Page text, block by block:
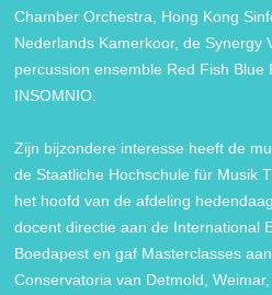
Chamber Orchestra, Hong Kong
Nederlands Kamerkoor, de Synergy
percussion ensemble Red Fish Blue
INSOMNIO.
Zijn bijzondere interesse heeft de
de Staatliche Hochschule für Musik
het hoofd van de afdeling
docent directie aan de International
Boedapest en gaf Masterclasses
Conservatoria van Detmold,